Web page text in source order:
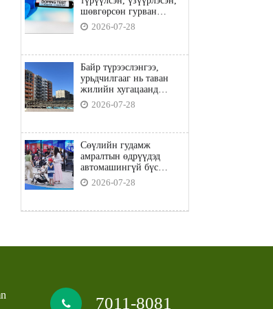
шөвгөрсөн гурван
бөхөөс допинг илэрчээ
2026-07-28
Байр түрээслэнгээ,
урьдчилгааг нь таван
жилийн хугацаанд
төлбөл орон сууцны
зээлд хамрагдана
2026-07-28
Сөүлийн гудамж
амралтын өдрүүдэд
автомашингүй бүс
боллоо
2026-07-28
7011-8081